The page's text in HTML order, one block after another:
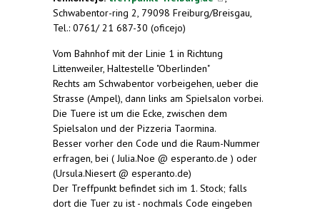
external)
Schwabentor-ring 2, 79098 Freiburg/Breisgau,
Tel.: 0761/ 21 687-30 (oficejo)
Vom Bahnhof mit der Linie 1 in Richtung
Littenweiler, Haltestelle "Oberlinden"
Rechts am Schwabentor vorbeigehen, ueber die
Strasse (Ampel), dann links am Spielsalon vorbei.
Die Tuere ist um die Ecke, zwischen dem
Spielsalon und der Pizzeria Taormina.
Besser vorher den Code und die Raum-Nummer
erfragen, bei ( Julia.Noe @ esperanto.de ) oder
(Ursula.Niesert @ esperanto.de)
Der Treffpunkt befindet sich im 1. Stock; falls
dort die Tuer zu ist - nochmals Code eingeben